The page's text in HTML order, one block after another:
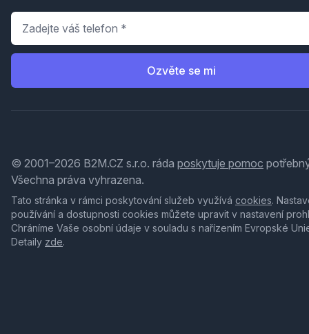
Telefon
Ozvěte se mi
© 2001–2026 B2M.CZ s.r.o. ráda poskytuje pomoc
Všechna práva vyhrazena.
Tato stránka v rámci poskytování služeb využívá cookies.
používání a dostupnosti cookies můžete upravit v nastavení
Chráníme Vaše osobní údaje v souladu s nařízením Evropské
Detaily zde.